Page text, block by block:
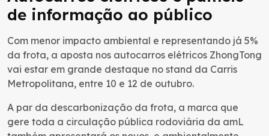
de informação ao público
Com menor impacto ambiental e representando já 5%
da frota, a aposta nos autocarros elétricos ZhongTong
vai estar em grande destaque no stand da Carris
Metropolitana, entre 10 e 12 de outubro.
A par da descarbonização da frota, a marca que
gere toda a circulação pública rodoviária da amL